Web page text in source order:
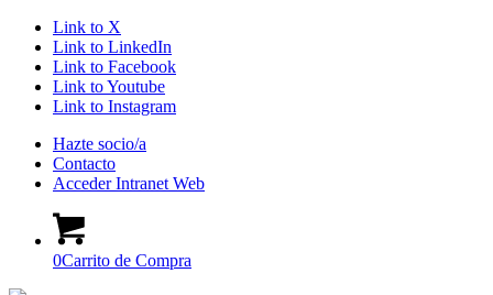
Link to X
Link to LinkedIn
Link to Facebook
Link to Youtube
Link to Instagram
Hazte socio/a
Contacto
Acceder Intranet Web
0Carrito de Compra